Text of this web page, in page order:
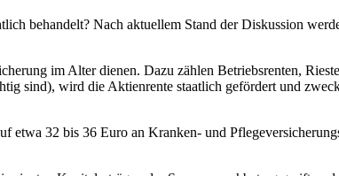
behandelt? Nach aktuellem Stand der Diskussion
im Alter dienen. Dazu zählen Betriebsrenten,
sind), wird die Aktienrente staatlich gefördert und
etwa 32 bis 36 Euro an Kranken- und